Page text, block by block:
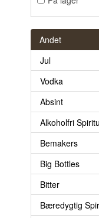
Andet
Jul
Vodka
Absint
Alkoholfri
Bemakers
Big Bottles
Bitter
Bæredygtig